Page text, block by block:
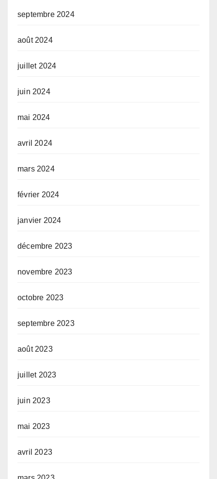
septembre 2024
août 2024
juillet 2024
juin 2024
mai 2024
avril 2024
mars 2024
février 2024
janvier 2024
décembre 2023
novembre 2023
octobre 2023
septembre 2023
août 2023
juillet 2023
juin 2023
mai 2023
avril 2023